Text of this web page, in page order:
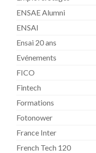
ENSAE Alumni
ENSAI
Ensai 20 ans
Evénements
FICO
Fintech
Formations
Fotonower
France Inter
French Tech 120